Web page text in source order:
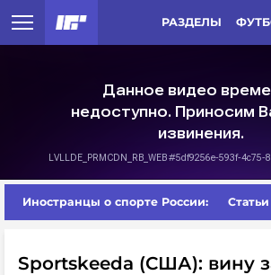
РАЗДЕЛЫ
Иностранцы о спорте России: Статьи
Sportskeeda (США): вину